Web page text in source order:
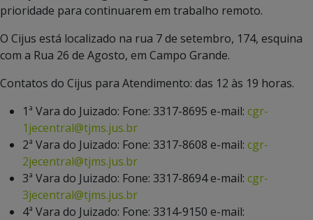
prioridade para continuarem em trabalho remoto.
O Cijus está localizado na rua 7 de setembro, 174, esquina
com a Rua 26 de Agosto, em Campo Grande.
Contatos do Cijus para Atendimento: das 12 às 19 horas.
1ª Vara do Juizado: Fone: 3317-8695 e-mail: cgr-
1jecentral@tjms.jus.br
2ª Vara do Juizado: Fone: 3317-8608 e-mail: cgr-
2jecentral@tjms.jus.br
3ª Vara do Juizado: Fone: 3317-8694 e-mail: cgr-
3jecentral@tjms.jus.br
4ª Vara do Juizado: Fone: 3314-9150 e-mail: